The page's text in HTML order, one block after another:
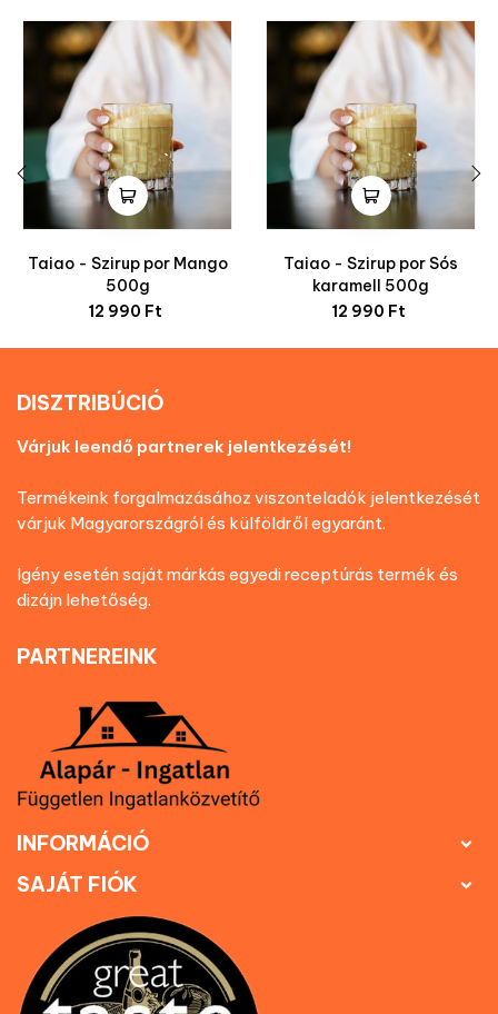
Taiao - Szirup por Mango
500g
Ár
12 990 Ft
Taiao - Szirup por Sós
karamell 500g
Ár
12 990 Ft
›
DISZTRIBÚCIÓ
Várjuk leendő partnerek jelentkezését!
Termékeink forgalmazásához viszonteladók jelentkezését
várjuk Magyarországról és külföldről egyaránt.
Igény esetén saját márkás egyedi receptúrás termék és
dizájn lehetőség.
PARTNEREINK
INFORMÁCIÓ 
SAJÁT FIÓK 